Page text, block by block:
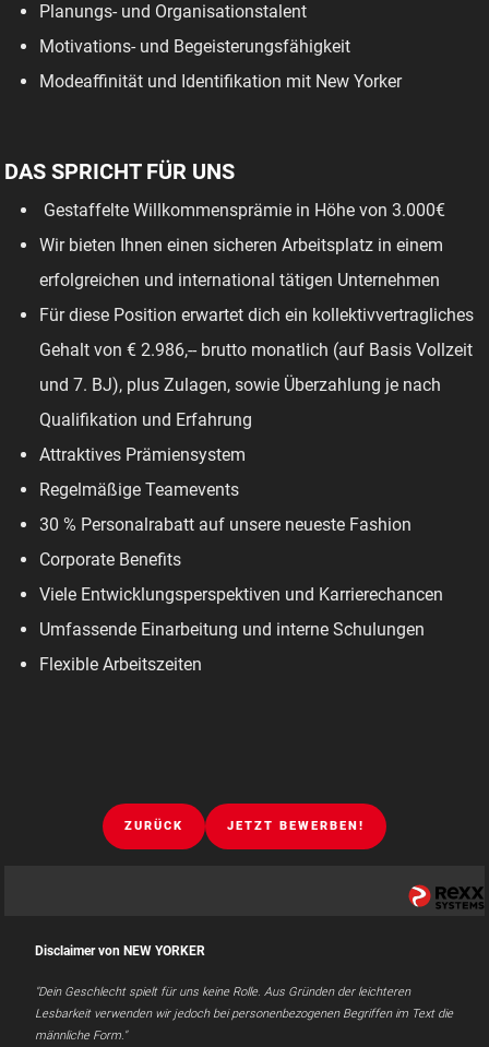
Planungs- und Organisationstalent
Motivations- und Begeisterungsfähigkeit
Modeaffinität und Identifikation mit New Yorker
DAS SPRICHT FÜR UNS
Gestaffelte Willkommensprämie in Höhe von 3.000€
Wir bieten Ihnen einen sicheren Arbeitsplatz in einem
erfolgreichen und international tätigen Unternehmen
Für diese Position erwartet dich ein kollektivvertragliches
Gehalt von € 2.986,-- brutto monatlich (auf Basis Vollzeit
und 7. BJ), plus Zulagen, sowie Überzahlung je nach
Qualifikation und Erfahrung
Attraktives Prämiensystem
Regelmäßige Teamevents
30 % Personalrabatt auf unsere neueste Fashion
Corporate Benefits
Viele Entwicklungsperspektiven und Karrierechancen
Umfassende Einarbeitung und interne Schulungen
Flexible Arbeitszeiten
ZURÜCK JETZT BEWERBEN!
Disclaimer von NEW YORKER
"Dein Geschlecht spielt für uns keine Rolle. Aus Gründen der leichteren
Lesbarkeit verwenden wir jedoch bei personenbezogenen Begriffen im Text die
männliche Form."